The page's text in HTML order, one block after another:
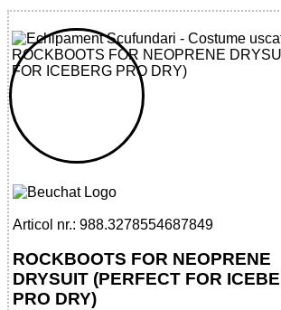
32785546878 - ROCKBOOTS FOR
NEOPRENE DRYSUIT (PERFECT FOR
ICEBERG PRO DRY)
Articol nr.: 988.3278554687849
ROCKBOOTS FOR NEOPRENE
DRYSUIT (PERFECT FOR
PRO DRY)